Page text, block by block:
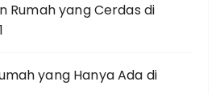
Rumah yang Cerdas di
yang Hanya Ada di